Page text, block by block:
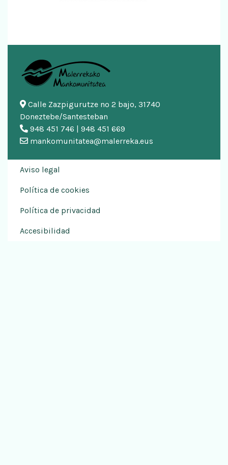
Calle Zazpigurutze nº 2 bajo, 31740
Doneztebe/Santesteban
948 451 746 | 948 451 669
mankomunitatea@malerreka.eus
Aviso legal
Política de cookies
Política de privacidad
Accesibilidad